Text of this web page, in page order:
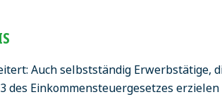
Auch selbstständig Erwerbstätige,
des Einkommensteuergesetzes